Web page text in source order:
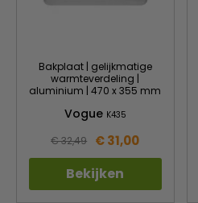
Bakplaat | gelijkmatige
warmteverdeling |
aluminium | 470 x 355 mm
Vogue K435
€ 32,49 € 31,00
Bekijken